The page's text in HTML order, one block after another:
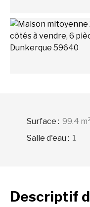
Surface : 99.4 m²
Salle d'eau : 1
Descriptif